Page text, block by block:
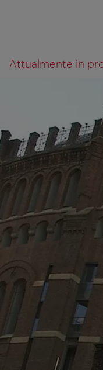
navigazione
contenuto
Attualmente in